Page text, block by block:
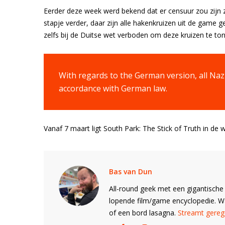
Eerder deze week werd bekend dat er censuur zou
stapje verder, daar zijn alle hakenkruizen uit de game
zelfs bij de Duitse wet verboden om deze kruizen te
With regards to the German version, all
accordance with German law.
Vanaf 7 maart ligt South Park: The Stick of Truth in de
Bas van Dun
All-round geek met een
lopende film/game encyclopedie.
of een bord lasagna. Streamt